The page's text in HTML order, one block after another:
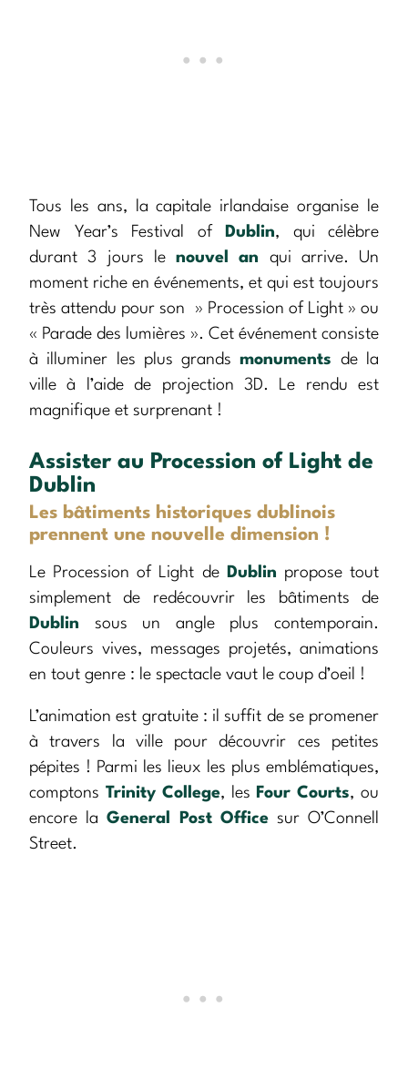
Tous les ans, la capitale irlandaise organise le
New Year’s Festival of
Dublin, qui célèbre
durant 3 jours le nouvel an qui arrive. Un
moment riche en événements, et qui est toujours
très attendu pour son » Procession of Light » ou
« Parade des lumières ». Cet événement consiste
à illuminer les plus grandsmonuments de la
ville à l’aide de projection 3D. Le rendu est
magnifique et surprenant !
Assister au Procession of Light de
Dublin
Les bâtiments historiques dublinois
prennent une nouvelle dimension !
Le Procession of Light de Dublin propose tout
simplement de redécouvrir les bâtiments de
Dublin sous un angle plus contemporain.
Couleurs vives, messages projetés, animations
en tout genre : le spectacle vaut le coup d’oeil !
L’animation est gratuite : il suffit de se promener
à travers la ville pour découvrir ces petites
pépites ! Parmi les lieux les plus emblématiques,
comptons Trinity College, les Four Courts, ou
encore laGeneral Post Officesur O’Connell
Street.